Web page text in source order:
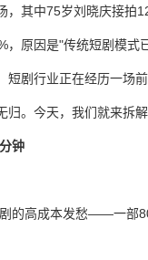
，其中75岁刘晓庆接拍
，原因是"传统短剧模式
短剧行业正在经历一场
归。今天，我们就来拆
钟
的高成本发愁——一部